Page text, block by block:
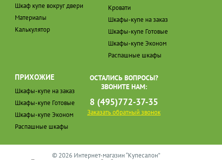
Шкаф купе вокруг двери
Материалы
Калькулятор
Кровати
Шкафы-купе на заказ
Шкафы-купе Готовые
Шкафы-купе Эконом
Распашные шкафы
ПРИХОЖИЕ
Шкафы-купе на заказ
Шкафы-купе Готовые
Шкафы-купе Эконом
Распашные шкафы
ОСТАЛИСЬ ВОПРОСЫ?
ЗВОНИТЕ НАМ:
8 (495)772-37-35
Заказать обратный звонок
© 2026 Интернет-магазин “Купесалон”